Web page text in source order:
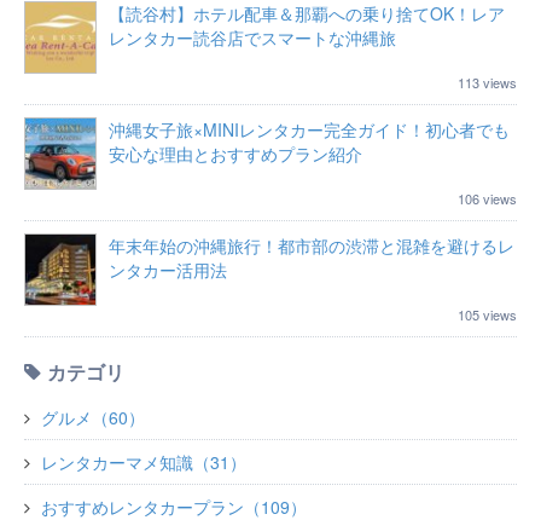
【読谷村】ホテル配車＆那覇への乗り捨てOK！レア
レンタカー読谷店でスマートな沖縄旅
113 views
沖縄女子旅×MINIレンタカー完全ガイド！初心者でも
安心な理由とおすすめプラン紹介
106 views
年末年始の沖縄旅行！都市部の渋滞と混雑を避けるレ
ンタカー活用法
105 views
カテゴリ
グルメ（60）
レンタカーマメ知識（31）
おすすめレンタカープラン（109）